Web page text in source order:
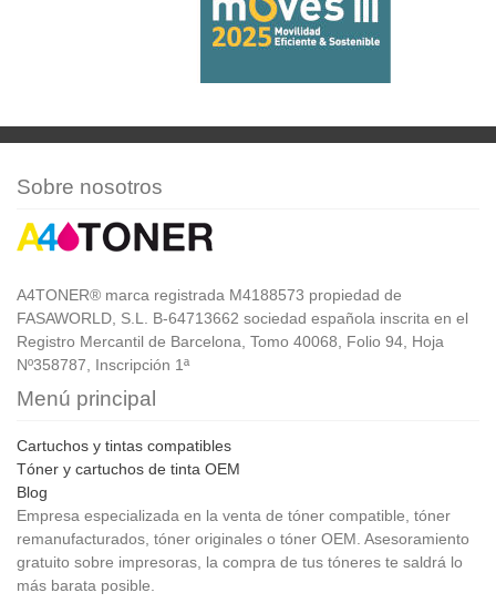
Sobre nosotros
A4TONER® marca registrada M4188573 propiedad de
FASAWORLD, S.L. B-64713662 sociedad española inscrita en el
Registro Mercantil de Barcelona, Tomo 40068, Folio 94, Hoja
Nº358787, Inscripción 1ª
Menú principal
Cartuchos y tintas compatibles
Tóner y cartuchos de tinta OEM
Blog
Empresa especializada en la venta de tóner compatible, tóner
remanufacturados, tóner originales o tóner OEM. Asesoramiento
gratuito sobre impresoras, la compra de tus tóneres te saldrá lo
más barata posible.